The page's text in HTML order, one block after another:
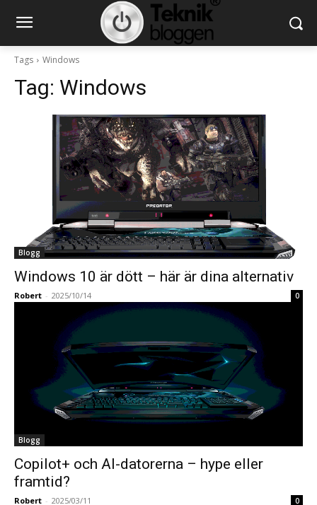
Tags Windows
Tag: Windows
Blogg
Windows 10 är dött – här är dina alternativ
Robert - 2025/10/14 0
Blogg
Copilot+ och AI-datorerna – hype eller
framtid?
Robert - 2025/03/11 0